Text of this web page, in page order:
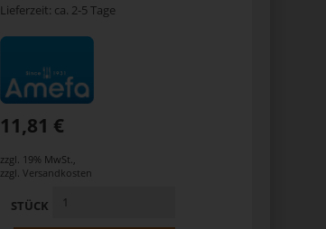
Lieferzeit: ca. 2-5 Tage
11,81 €
zzgl. 19% MwSt.
zzgl. Versandkosten
STÜCK